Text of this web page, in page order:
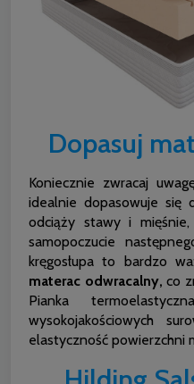
Dopasuj
Koniecznie zwracaj
idealnie dopasowuje się
odciąży stawy i
samopoczucie
kręgosłupa to bardzo
materac odwracalny, co
Pianka
wysokojakościowych
elastyczność powierzchni